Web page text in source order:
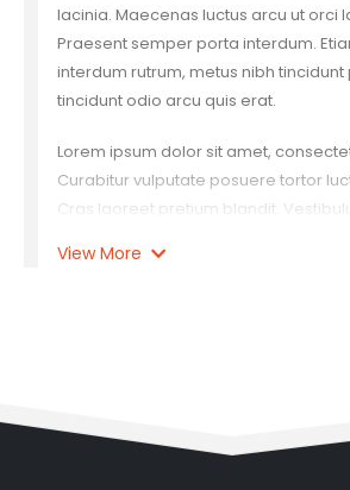
lacinia. Maecenas luctus arcu ut orci
Praesent semper porta interdum.
interdum rutrum, metus nibh tincidunt
tincidunt odio arcu quis erat.
Lorem ipsum dolor sit amet,
Curabitur vulputate posuere tortor
Cras laoreet pretium blandit.
Praesent semper porta interdum.
View More